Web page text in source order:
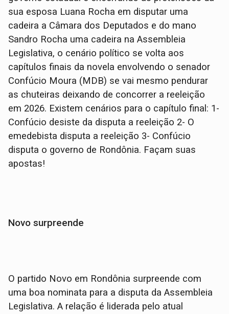
sua esposa Luana Rocha em disputar uma
cadeira a Câmara dos Deputados e do mano
Sandro Rocha uma cadeira na Assembleia
Legislativa, o cenário político se volta aos
capítulos finais da novela envolvendo o senador
Confúcio Moura (MDB) se vai mesmo pendurar
as chuteiras deixando de concorrer a reeleição
em 2026. Existem cenários para o capítulo final: 1-
Confúcio desiste da disputa a reeleição 2- O
emedebista disputa a reeleição 3- Confúcio
disputa o governo de Rondônia. Façam suas
apostas!
Novo surpreende
O partido Novo em Rondônia surpreende com
uma boa nominata para a disputa da Assembleia
Legislativa. A relação é liderada pelo atual